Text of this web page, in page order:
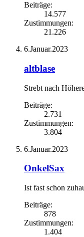
Beiträge:
14.577
Zustimmungen:
21.226
6.Januar.2023
altblase
Strebt nach
Beiträge:
2.731
Zustimmungen:
3.804
6.Januar.2023
OnkelSax
Ist fast schon
Beiträge:
878
Zustimmungen:
1.404